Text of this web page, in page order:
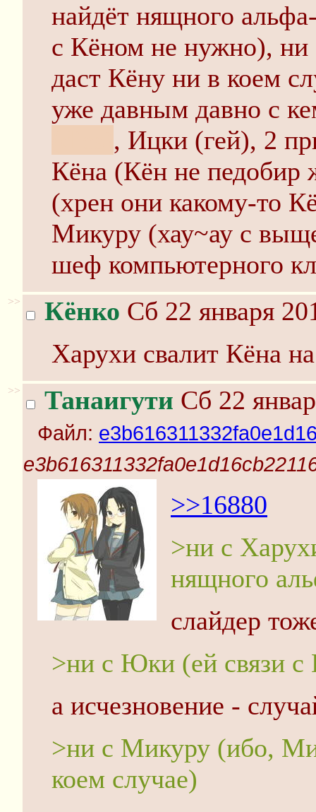
найдёт нящного
с Кёном не нужно),
даст Кёну ни в коем
уже давным давно с
, Ицки (гей), 2
Кёна (Кён не педобир
(хрен они какому-то
Микуру (хау~ау с
шеф компьютерного
>> Кёнко Сб 22 января
Харухи свалит Кёна
>> Танаигути Сб 22
Файл:
>>16880
>ни с
нящного
слайдер
>ни с Юки (ей связи
а исчезновение -
>ни с Микуру (ибо,
коем случае)